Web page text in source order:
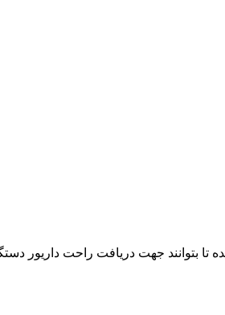
تا بتوانند جهت دریافت راحت داریور